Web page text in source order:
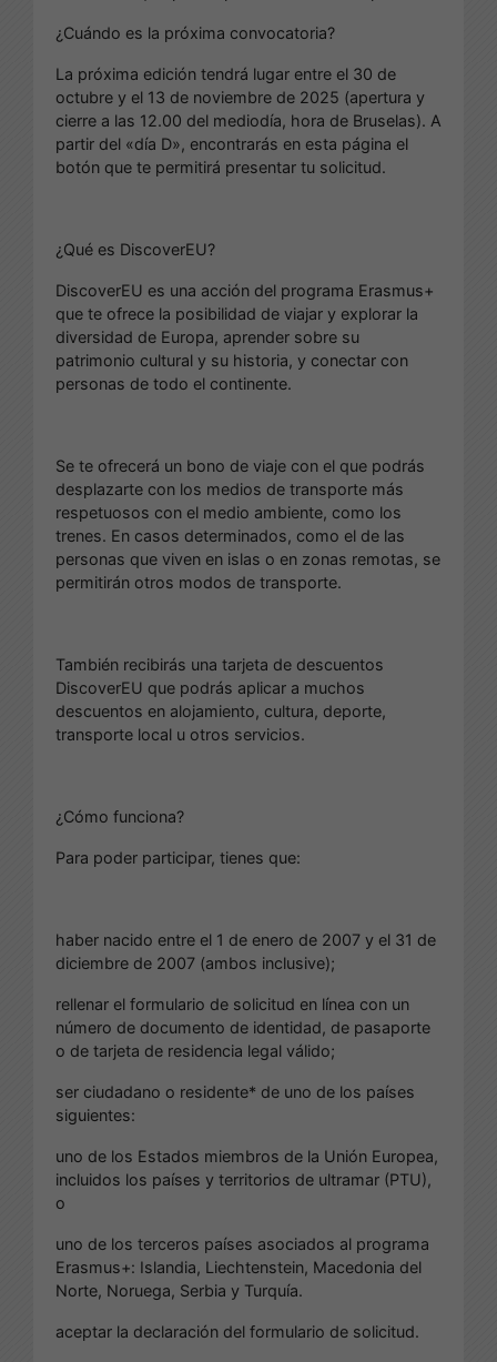
¿Cuándo es la próxima convocatoria?
La próxima edición tendrá lugar entre el 30 de
octubre y el 13 de noviembre de 2025 (apertura y
cierre a las 12.00 del mediodía, hora de Bruselas). A
partir del «día D», encontrarás en esta página el
botón que te permitirá presentar tu solicitud.
¿Qué es DiscoverEU?
DiscoverEU es una acción del programa Erasmus+
que te ofrece la posibilidad de viajar y explorar la
diversidad de Europa, aprender sobre su
patrimonio cultural y su historia, y conectar con
personas de todo el continente.
Se te ofrecerá un bono de viaje con el que podrás
desplazarte con los medios de transporte más
respetuosos con el medio ambiente, como los
trenes. En casos determinados, como el de las
personas que viven en islas o en zonas remotas, se
permitirán otros modos de transporte.
También recibirás una tarjeta de descuentos
DiscoverEU que podrás aplicar a muchos
descuentos en alojamiento, cultura, deporte,
transporte local u otros servicios.
¿Cómo funciona?
Para poder participar, tienes que:
haber nacido entre el 1 de enero de 2007 y el 31 de
diciembre de 2007 (ambos inclusive);
rellenar el formulario de solicitud en línea con un
número de documento de identidad, de pasaporte
o de tarjeta de residencia legal válido;
ser ciudadano o residente* de uno de los países
siguientes:
uno de los Estados miembros de la Unión Europea,
incluidos los países y territorios de ultramar (PTU),
o
uno de los terceros países asociados al programa
Erasmus+: Islandia, Liechtenstein, Macedonia del
Norte, Noruega, Serbia y Turquía.
aceptar la declaración del formulario de solicitud.